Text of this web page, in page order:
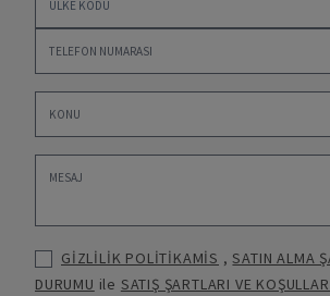
GİZLİLİK POLİTİKAMİS ,SATIN ALMA
DURUMU ile SATIŞ ŞARTLARI VE